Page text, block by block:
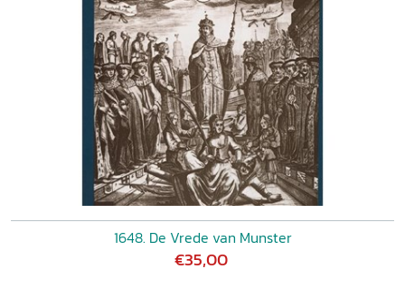
1648. De Vrede van Munster
€35,00